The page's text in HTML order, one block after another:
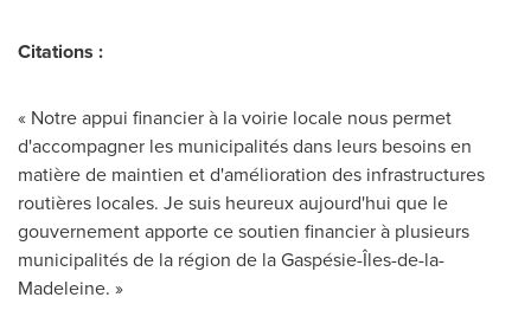
Citations :
« Notre appui financier à la voirie locale nous permet
d'accompagner les municipalités dans leurs besoins en
matière de maintien et d'amélioration des infrastructures
routières locales. Je suis heureux aujourd'hui que le
gouvernement apporte ce soutien financier à plusieurs
municipalités de la région de la Gaspésie-Îles-de-la-
Madeleine. »